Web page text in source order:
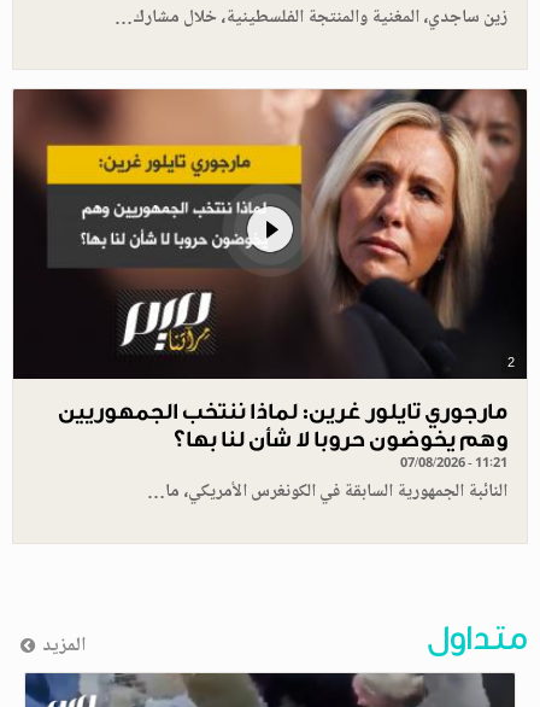
زين ساجدي، المغنية والمنتجة الفلسطينية، خلال مشارك…
2
مارجوري تايلور غرين: لماذا ننتخب الجمهوريين
وهم يخوضون حروبا لا شأن لنا بها؟
07/08/2026 - 11:21
النائبة الجمهورية السابقة في الكونغرس الأمريكي، ما…
متداول المزيد